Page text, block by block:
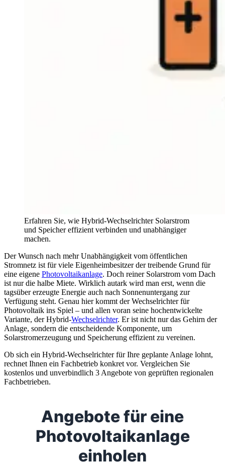
Erfahren Sie, wie Hybrid-Wechselrichter Solarstrom
und Speicher effizient verbinden und unabhängiger
machen.
Der Wunsch nach mehr Unabhängigkeit vom öffentlichen
Stromnetz ist für viele Eigenheimbesitzer der treibende Grund für
eine eigene Photovoltaikanlage. Doch reiner Solarstrom vom Dach
ist nur die halbe Miete. Wirklich autark wird man erst, wenn die
tagsüber erzeugte Energie auch nach Sonnenuntergang zur
Verfügung steht. Genau hier kommt der Wechselrichter für
Photovoltaik ins Spiel – und allen voran seine hochentwickelte
Variante, der Hybrid-Wechselrichter. Er ist nicht nur das Gehirn der
Anlage, sondern die entscheidende Komponente, um
Solarstromerzeugung und Speicherung effizient zu vereinen.
Ob sich ein Hybrid-Wechselrichter für Ihre geplante Anlage lohnt,
rechnet Ihnen ein Fachbetrieb konkret vor. Vergleichen Sie
kostenlos und unverbindlich 3 Angebote von geprüften regionalen
Fachbetrieben.
Angebote für eine
Photovoltaikanlage
einholen